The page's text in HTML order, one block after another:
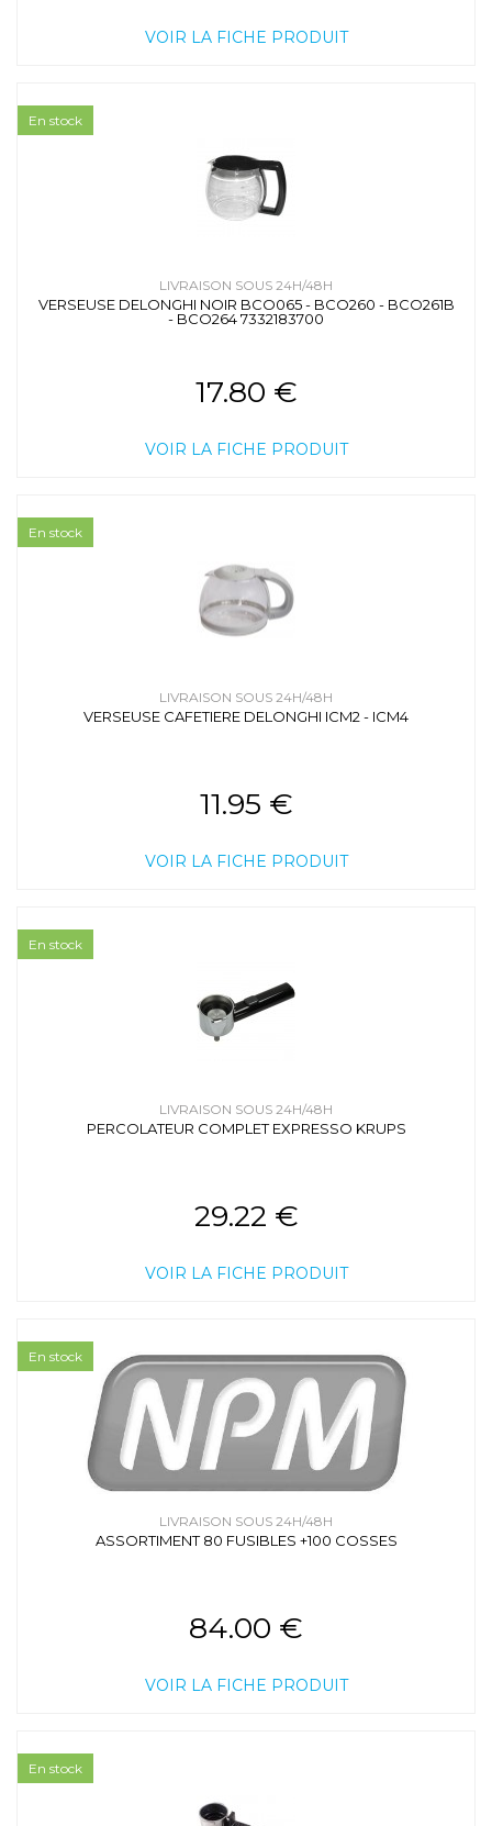
VOIR LA FICHE PRODUIT
LIVRAISON SOUS 24H/48H
VERSEUSE DELONGHI NOIR BCO065 - BCO260 - BCO261B
- BCO264 7332183700
17.80 €
VOIR LA FICHE PRODUIT
En stock
LIVRAISON SOUS 24H/48H
VERSEUSE CAFETIERE DELONGHI ICM2 - ICM4
11.95 €
VOIR LA FICHE PRODUIT
En stock
LIVRAISON SOUS 24H/48H
PERCOLATEUR COMPLET EXPRESSO KRUPS
29.22 €
VOIR LA FICHE PRODUIT
En stock
LIVRAISON SOUS 24H/48H
ASSORTIMENT 80 FUSIBLES +100 COSSES
84.00 €
VOIR LA FICHE PRODUIT
En stock
En stock